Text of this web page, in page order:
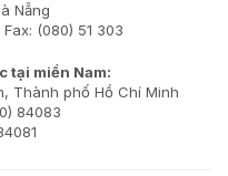
Nẵng
(080) 51 303
tại miền Nam:
Thành phố Hồ Chí Minh
84083